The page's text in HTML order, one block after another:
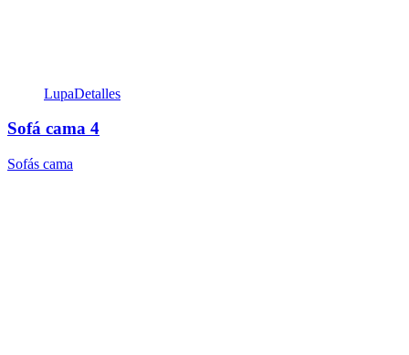
LupaDetalles
Sofá cama 4
Sofás cama